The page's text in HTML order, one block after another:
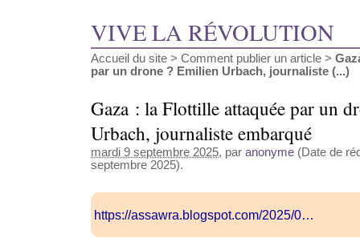
VIVE LA RÉVOLUTION
Accueil du site > Comment publier un article >
par un drone ? Emilien Urbach, journaliste (...)
Gaza : la Flottille attaquée par un
Urbach, journaliste embarqué
mardi 9 septembre 2025, par anonyme (Date de
septembre 2025).
https://assawra.blogspot.com/2025/0…